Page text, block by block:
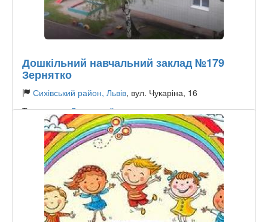
Дошкільний навчальний заклад №179
Зернятко
Сихівський район, Львів, вул. Чукаріна, 16
Тип садика:Державний